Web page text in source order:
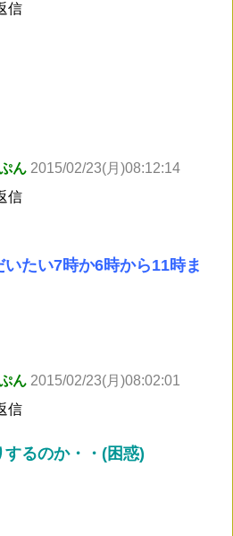
信
ん 2015/02/23(月)08:12:14
信
たい7時か6時から11時ま
ん 2015/02/23(月)08:02:01
信
するのか・・(困惑)